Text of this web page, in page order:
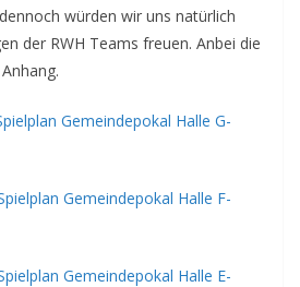
würden wir uns natürlich
der RWH Teams freuen. Anbei die
Gemeindepokal Halle G-
Gemeindepokal Halle F-
Gemeindepokal Halle E-